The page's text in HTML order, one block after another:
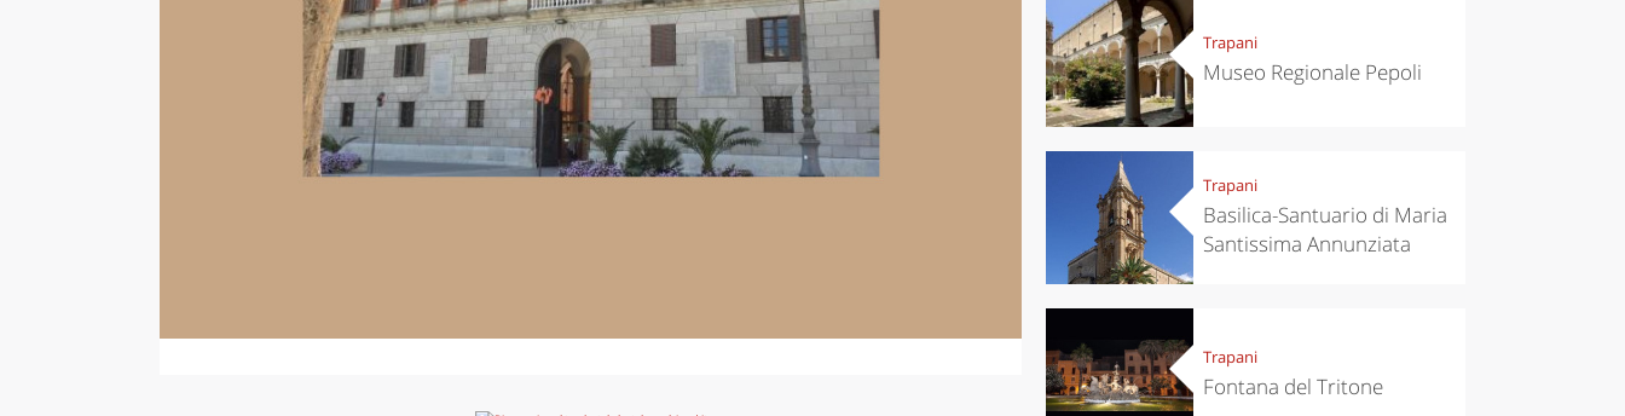
Trapani
Museo Regionale Pepoli
Trapani
Basilica-Santuario di Maria
Santissima Annunziata
Trapani
Fontana del Tritone